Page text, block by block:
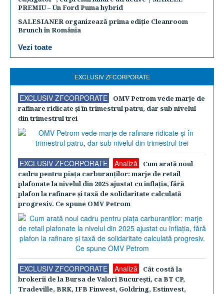
PREMIU – Un Ford Puma hybrid
SALESIANER organizează prima ediție Cleanroom
Brunch în România
Vezi toate
EXCLUSIV ZFCORPORATE
EXCLUSIV ZFCORPORATE
OMV Petrom vede marje de
rafinare ridicate şi în trimestrul patru, dar sub nivelul
din trimestrul trei
EXCLUSIV ZFCORPORATE Analiză
Cum arată noul
cadru pentru piaţa carburanţilor: marje de retail
plafonate la nivelul din 2025 ajustat cu inflaţia, fără
plafon la rafinare şi taxă de solidaritate calculată
progresiv. Ce spune OMV Petrom
EXCLUSIV ZFCORPORATE Analiză
Cât costă la
brokerii de la Bursa de Valori Bucureşti, ca BT CP,
Tradeville, BRK, IFB Finwest, Goldring, Estinvest,